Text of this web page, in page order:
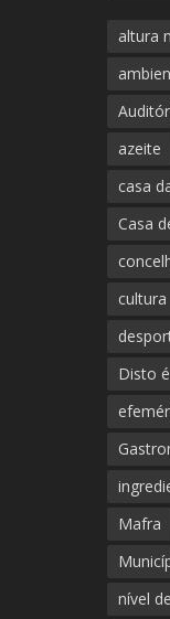
altura
azeite
casa
Casa
cultura
Disto
Mafra
nível